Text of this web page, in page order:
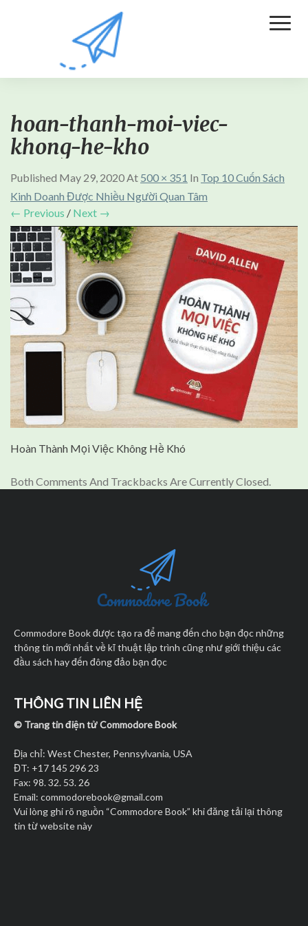
hoan-thanh-moi-viec-
khong-he-kho
Published May 29, 2020At 500 × 351 In Top 10 Cuốn Sách
Kinh Doanh Được Nhiều Người Quan Tâm
← Previous / Next →
Hoàn Thành Mọi Việc Không Hề Khó
Both Comments And Trackbacks Are Currently Closed.
Commodore Book được tạo ra để mang đến cho bạn đọc những
thông tin mới nhất về kĩ thuật lập trình cũng như giới thiệu các
đầu sách hay đến đông đảo bạn đọc
THÔNG TIN LIÊN HỆ
© Trang tin điện tử Commodore Book
Địa chỉ: West Chester, Pennsylvania, USA
ĐT: +17 145 296 23
Fax: 98. 32. 53. 26
Email: commodorebook@gmail.com
Vui lòng ghi rõ nguồn “Commodore Book” khi đăng tải lại thông
tin từ website này